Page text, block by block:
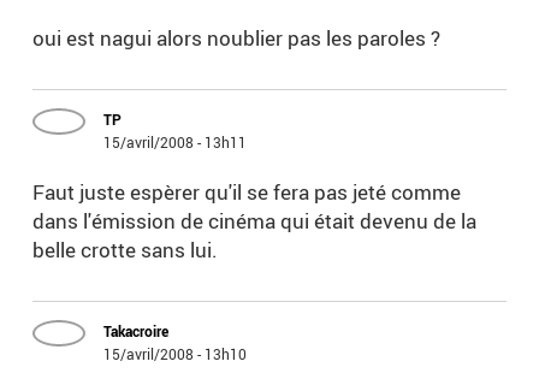
oui est nagui alors noublier pas les paroles ?
TP
15/avril/2008 - 13h11
Faut juste espèrer qu'il se fera pas jeté comme
dans l'émission de cinéma qui était devenu de la
belle crotte sans lui.
Takacroire
15/avril/2008 - 13h10